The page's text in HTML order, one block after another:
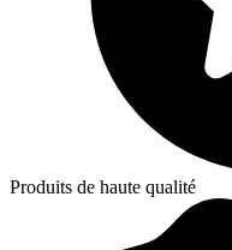
Produits de haute qualité